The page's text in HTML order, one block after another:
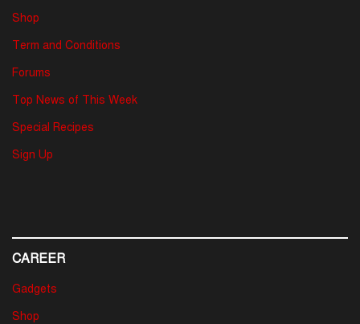
Shop
Term and Conditions
Forums
Top News of This Week
Special Recipes
Sign Up
CAREER
Gadgets
Shop